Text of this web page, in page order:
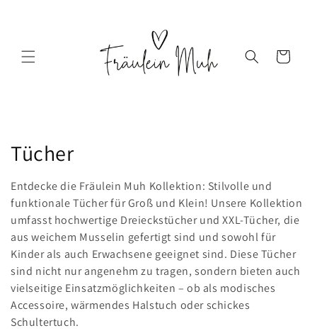
Warenkorb
K
a
t
e
g
o
r
Tücher
Entdecke die Fräulein Muh Kollektion: Stilvolle und
funktionale Tücher für Groß und Klein! Unsere Kollektion
umfasst hochwertige Dreieckstücher und XXL-Tücher, die
aus weichem Musselin gefertigt sind und sowohl für
Kinder als auch Erwachsene geeignet sind. Diese Tücher
sind nicht nur angenehm zu tragen, sondern bieten auch
vielseitige Einsatzmöglichkeiten – ob als modisches
Accessoire, wärmendes Halstuch oder schickes
Schultertuch.